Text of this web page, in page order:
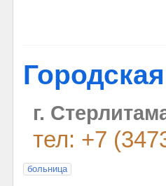
г.
тел: +7
больница